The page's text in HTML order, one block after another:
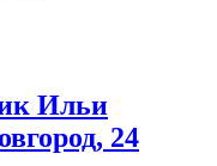
Ильи
24